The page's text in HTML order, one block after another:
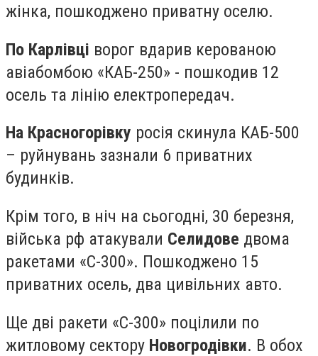
жінка, пошкоджено приватну оселю.
По Карлівці ворог вдарив керованою
авіабомбою «КАБ-250» - пошкодив 12
осель та лінію електропередач.
На Красногорівку росія скинула КАБ-500
– руйнувань зазнали 6 приватних
будинків.
Крім того, в ніч на сьогодні, 30 березня,
війська рф атакували Селидове двома
ракетами «С-300». Пошкоджено 15
приватних осель, два цивільних авто.
Ще дві ракети «С-300» поцілили по
житловому сектору Новогродівки. В обох